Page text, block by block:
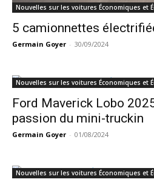
Nouvelles sur les voitures Économiques et
5 camionnettes
Germain Goyer - 30/09/2024
Nouvelles sur les voitures Économiques et
Ford Maverick Lobo
passion du mini-truckin
Germain Goyer - 01/08/2024
Nouvelles sur les voitures Économiques et